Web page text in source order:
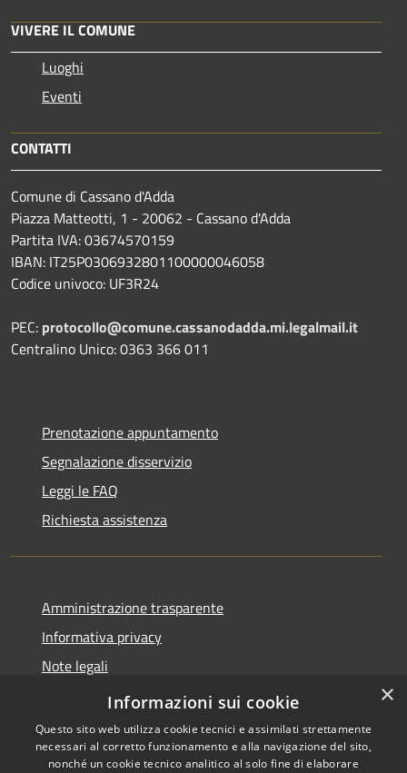
VIVERE IL COMUNE
Luoghi
Eventi
CONTATTI
Comune di Cassano d'Adda
Piazza Matteotti, 1 - 20062 - Cassano d'Adda
Partita IVA: 03674570159
IBAN: IT25P0306932801100000046058
Codice univoco: UF3R24
PEC: protocollo@comune.cassanodadda.mi.legalmail.it
Centralino Unico: 0363 366 011
Prenotazione appuntamento
Segnalazione disservizio
Leggi le FAQ
Richiesta assistenza
Amministrazione trasparente
Informativa privacy
Note legali
Dichiarazione di accessibilità
×
Informazioni sui cookie
Questo sito web utilizza cookie tecnici e assimilati strettamente
necessari al corretto funzionamento e alla navigazione del sito,
nonché un cookie tecnico analitico al solo fine di elaborare